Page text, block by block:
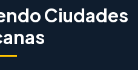
Ciudades